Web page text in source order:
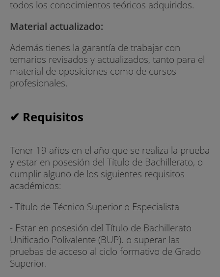
todos los conocimientos teóricos adquiridos.
Material actualizado:
Además tienes la garantía de trabajar con
temarios revisados y actualizados, tanto para el
material de oposiciones como de cursos
profesionales.
✔ Requisitos
Tener 19 años en el año que se realiza la prueba
y estar en posesión del Título de Bachillerato, o
cumplir alguno de los siguientes requisitos
académicos:
- Título de Técnico Superior o Especialista
- Estar en posesión del Título de Bachillerato
Unificado Polivalente (BUP). o superar las
pruebas de acceso al ciclo formativo de Grado
Superior.